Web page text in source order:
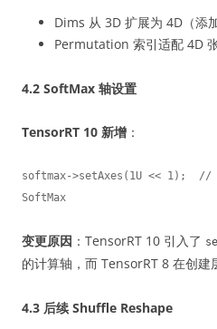
Dims 从 3D 扩展为 4D（添
Permutation 索引适配 4D
4.2 SoftMax 轴设置
TensorRT 10 新增 ：
softmax->setAxes(1U << 1);  //
SoftMax
变更原因 ：TensorRT 10 引入了
的计算轴，而 TensorRT 8 在创建
4.3 后续 Shuffle Reshape